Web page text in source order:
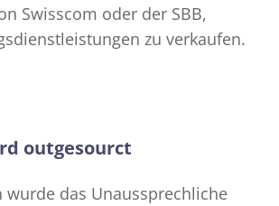
Swisscom oder der SBB,
zu verkaufen.
outgesourct
wurde das Unaussprechliche